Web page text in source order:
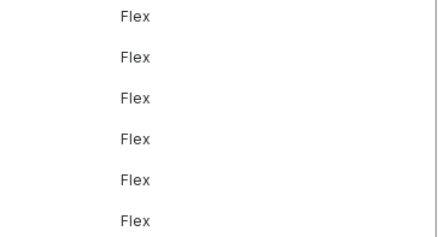
Flex
Flex
Flex
Flex
Flex
Flex